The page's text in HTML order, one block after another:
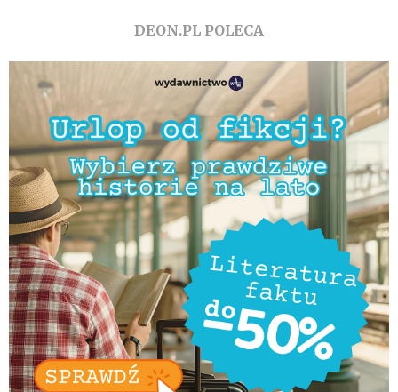
DEON.PL POLECA